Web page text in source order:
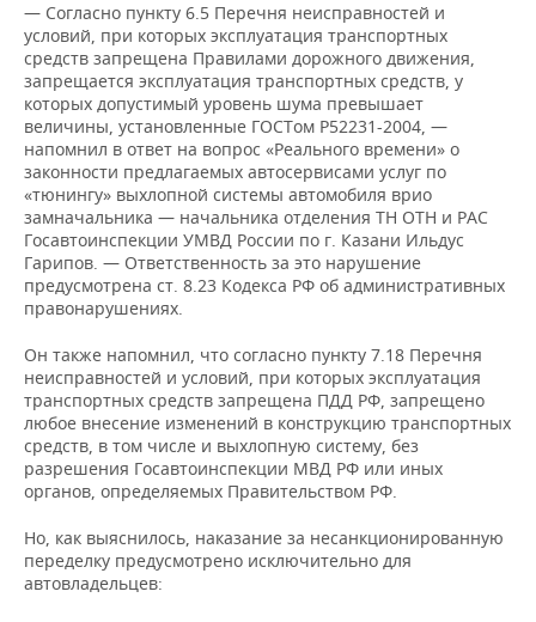
— Согласно пункту 6.5 Перечня неисправностей и
условий, при которых эксплуатация транспортных
средств запрещена Правилами дорожного движения,
запрещается эксплуатация транспортных средств, у
которых допустимый уровень шума превышает
величины, установленные ГОСТом Р52231-2004, —
напомнил в ответ на вопрос «Реального времени» о
законности предлагаемых автосервисами услуг по
«тюнингу» выхлопной системы автомобиля врио
замначальника — начальника отделения ТН ОТН и РАС
Госавтоинспекции УМВД России по г. Казани Ильдус
Гарипов. — Ответственность за это нарушение
предусмотрена ст. 8.23 Кодекса РФ об административных
правонарушениях.
Он также напомнил, что согласно пункту 7.18 Перечня
неисправностей и условий, при которых эксплуатация
транспортных средств запрещена ПДД РФ, запрещено
любое внесение изменений в конструкцию транспортных
средств, в том числе и выхлопную систему, без
разрешения Госавтоинспекции МВД РФ или иных
органов, определяемых Правительством РФ.
Но, как выяснилось, наказание за несанкционированную
переделку предусмотрено исключительно для
автовладельцев: